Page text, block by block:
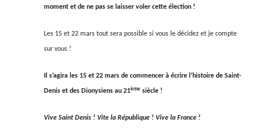
moment et de ne pas se laisser voler cette élection !
Les 15 et 22 mars tout sera possible si vous le décidez et je compte
sur vous !
Il s’agira les 15 et 22 mars de commencer à écrire l’histoire de Saint-
Denis et des Dionysiens au 21ème siècle !
Vive Saint Denis ! Vite la République ! Vive la France !